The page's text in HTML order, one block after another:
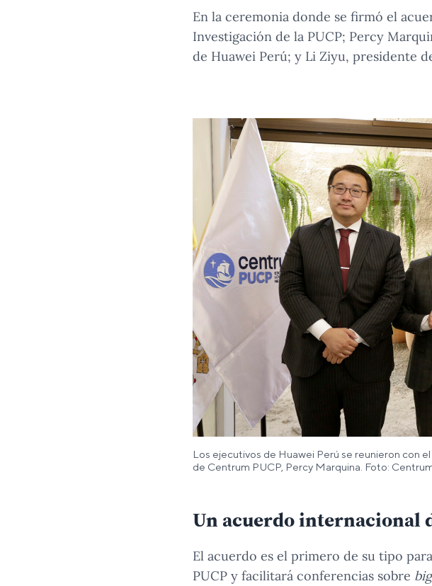
En la ceremonia donde se firmó el
Investigación de la PUCP; Percy
de Huawei Perú; y Li Ziyu, presidente
Los ejecutivos de Huawei Perú se reunieron con
de Centrum PUCP, Percy Marquina. Foto:
Un acuerdo internacional
El acuerdo es el primero de su tipo
PUCP y facilitará conferencias sobre